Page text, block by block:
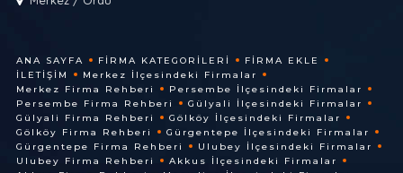
ANA SAYFA FIRMA KATEGORILERI
FIRMA EKLE
İLETIŞIM
Merkez İlçesindeki Firmalar
Merkez Firma Rehberi
Persembe İlçesindeki Firmalar
Persembe Firma Rehberi
Gülyali İlçesindeki Firmalar
Gülyali Firma Rehberi
Gölköy İlçesindeki Firmalar
Gölköy Firma Rehberi
Gürgentepe İlçesindeki Firmalar
Gürgentepe Firma Rehberi
Ulubey İlçesindeki Firmalar
Ulubey Firma Rehberi
Akkus İlçesindeki Firmalar